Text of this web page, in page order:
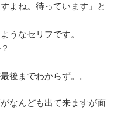
よね。待っています」と
うなセリフです。
後までわからず。。
なんども出て来ますが面